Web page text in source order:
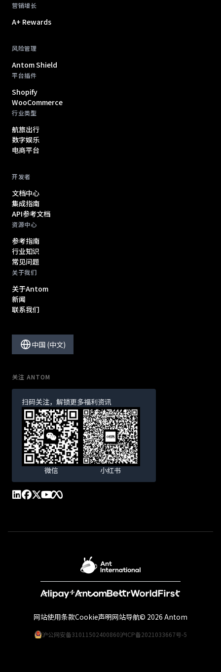
营销增长
A+ Rewards
风险管理
Antom Shield
平台插件
Shopify
WooCommerce
行业类型
航旅出行
数字娱乐
电商平台
开发者
文档中心
集成指南
API参考文档
资源中心
参考指南
行业知识
常见问题
关于我们
关于Antom
新闻
联系我们
中国 (中文)
关注 ANTOM
扫码关注，解锁更多福利资讯
微信 小红书
沪公网安备31011502400860沪ICP备2021033667号-5
网站使用条款Cookie声明网站导航© 2026 Antom